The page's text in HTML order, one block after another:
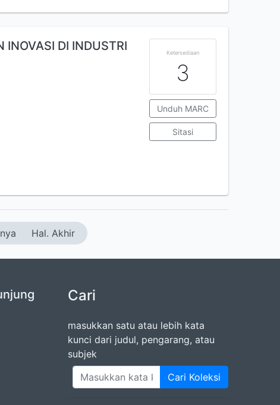
INOVASI DI INDUSTRI
Ketersediaan
3
Unduh MARC
Sitasi
Hal. Akhir
Cari
masukkan satu atau lebih kata
kunci dari judul, pengarang, atau
subjek
Cari Koleksi